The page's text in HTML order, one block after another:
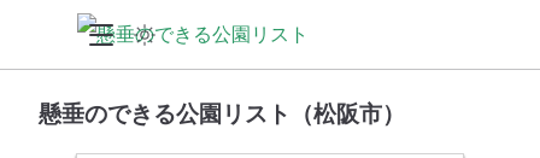
懸垂のできる公園リスト（松阪市）